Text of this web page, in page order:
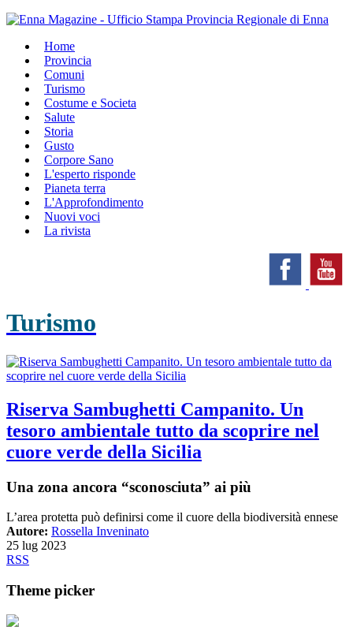
Home
Provincia
Comuni
Turismo
Costume e Societa
Salute
Storia
Gusto
Corpore Sano
L'esperto risponde
Pianeta terra
L'Approfondimento
Nuovi voci
La rivista
Turismo
Riserva Sambughetti Campanito. Un
tesoro ambientale tutto da scoprire nel
cuore verde della Sicilia
Una zona ancora “sconosciuta” ai più
L’area protetta può definirsi come il cuore della biodiversità ennese
Autore: Rossella Inveninato
25 lug 2023
RSS
Theme picker